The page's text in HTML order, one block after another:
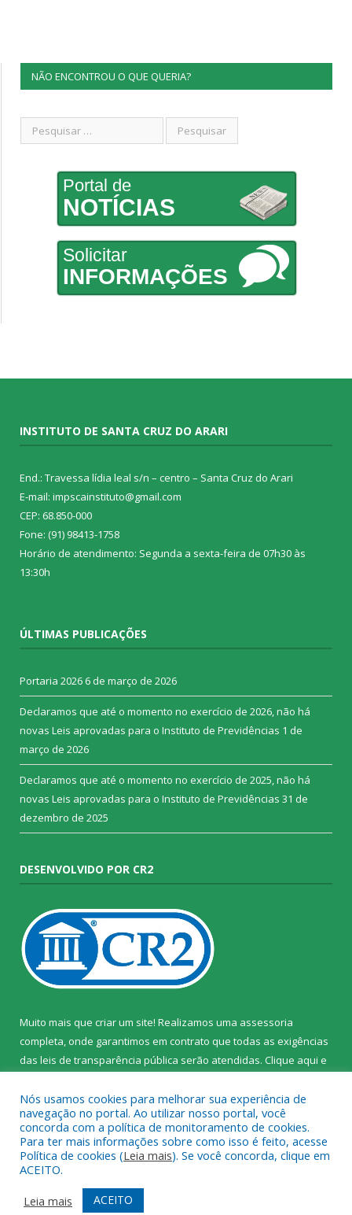
NÃO ENCONTROU O QUE QUERIA?
Portal de
NOTÍCIAS
Solicitar
INFORMAÇÕES
INSTITUTO DE SANTA CRUZ DO ARARI
End.: Travessa lídia leal s/n – centro – Santa Cruz do Arari
E-mail: impscainstituto@gmail.com
CEP: 68.850-000
Fone: (91) 98413-1758
Horário de atendimento: Segunda a sexta-feira de 07h30 às
13:30h
ÚLTIMAS PUBLICAÇÕES
Portaria 2026 6 de março de 2026
Declaramos que até o momento no exercício de 2026, não há
novas Leis aprovadas para o Instituto de Previdências 1 de
março de 2026
Declaramos que até o momento no exercício de 2025, não há
novas Leis aprovadas para o Instituto de Previdências 31 de
dezembro de 2025
DESENVOLVIDO POR CR2
Muito mais que criar um site! Realizamos uma assessoria
completa, onde garantimos em contrato que todas as exigências
das leis de transparência pública serão atendidas. Clique aqui e
Todos os direitos reservados ao Instituto de Santa Cruz do Arari.
Mapa do Site
Acessar Área Administrativa
Nós usamos cookies para melhorar sua experiência de
navegação no portal. Ao utilizar nosso portal, você
concorda com a política de monitoramento de cookies.
Para ter mais informações sobre como isso é feito, acesse
Política de cookies (Leia mais). Se você concorda, clique em
ACEITO.
Leia mais
ACEITO